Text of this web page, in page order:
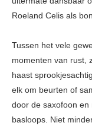
Roeland Celis als
Tussen het vele
momenten van rust,
haast
elk om beurten of
door de saxofoon en
basloops. Niet